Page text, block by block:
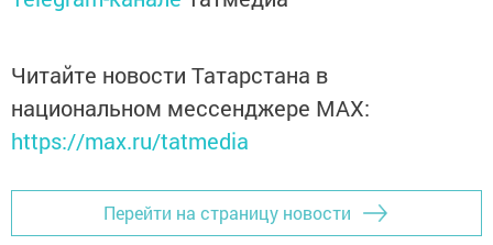
Читайте новости Татарстана в
национальном мессенджере MАХ:
https://max.ru/tatmedia
Перейти на страницу новости